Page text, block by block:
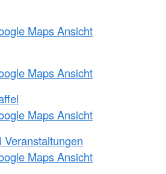
Maps Ansicht
Maps Ansicht
Maps Ansicht
Maps Ansicht